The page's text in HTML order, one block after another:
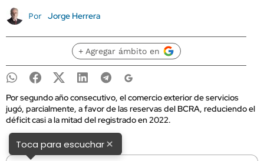
Por Jorge Herrera
+ Agregar ámbito en
Por segundo año consecutivo, el comercio exterior de servicios
jugó, parcialmente, a favor de las reservas del BCRA, reduciendo el
déficit casi a la mitad del registrado en 2022.
Toca para escuchar×